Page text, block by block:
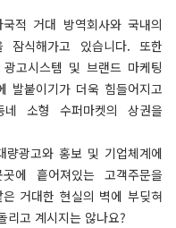
적 거대 방역회사와 국내의
잠식해가고 있습니다. 또한
고시스템 및 브랜드 마케팅
발붙이기가 더욱 힘들어지고
소형 수퍼마켓의 상권을
량광고와 홍보 및 기업체계에
에 흩어져있는 고객주문을
거대한 현실의 벽에 부딪혀
리고 계시지는 않나요?